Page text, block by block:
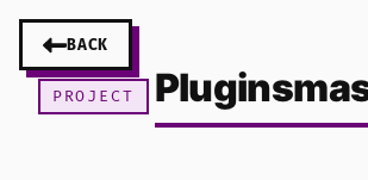
BACK
PROJECT